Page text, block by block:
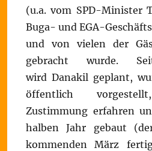
(u.a. vom SPD-Minister
Buga- und EGA-
und von vielen der
gebracht wurde.
wird Danakil geplant,
öffentlich
Zustimmung erfahren
halben Jahr gebaut
kommenden März